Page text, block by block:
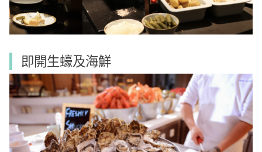
即開生蠔及海鮮